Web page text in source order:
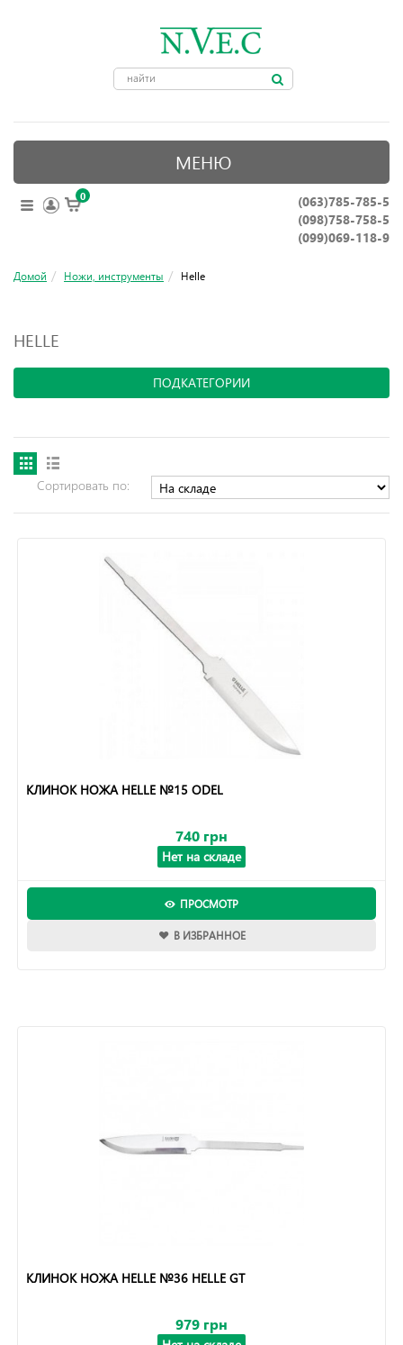
МЕНЮ
ОПТИЧЕСКИЕ ПРИБОРЫ
ПРИНАДЛЕЖНОСТИ ДЛЯ ОХОТЫ
НОЖИ, ИНСТРУМЕНТЫ
0
(063)785-785-5
(098)758-758-5
(099)069-118-9
Домой Ножи, инструменты Helle
HELLE
ПОДКАТЕГОРИИ
Сортировать по:
КЛИНОК НОЖА HELLE №15 ODEL
740 грн
Нет на складе
ПРОСМОТР
В ИЗБРАННОЕ
КЛИНОК НОЖА HELLE №36 HELLE GT
979 грн